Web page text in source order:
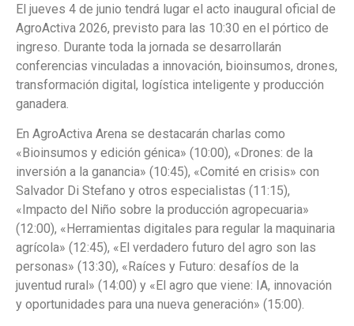
El jueves 4 de junio tendrá lugar el acto inaugural oficial de
AgroActiva 2026, previsto para las 10:30 en el pórtico de
ingreso. Durante toda la jornada se desarrollarán
conferencias vinculadas a innovación, bioinsumos, drones,
transformación digital, logística inteligente y producción
ganadera.
En AgroActiva Arena se destacarán charlas como
«Bioinsumos y edición génica» (10:00), «Drones: de la
inversión a la ganancia» (10:45), «Comité en crisis» con
Salvador Di Stefano y otros especialistas (11:15),
«Impacto del Niño sobre la producción agropecuaria»
(12:00), «Herramientas digitales para regular la maquinaria
agrícola» (12:45), «El verdadero futuro del agro son las
personas» (13:30), «Raíces y Futuro: desafíos de la
juventud rural» (14:00) y «El agro que viene: IA, innovación
y oportunidades para una nueva generación» (15:00).